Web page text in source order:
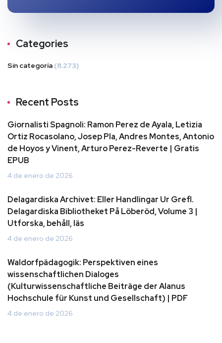
Categories
Sin categoría (8.273)
Recent Posts
Giornalisti Spagnoli: Ramon Perez de Ayala, Letizia
Ortiz Rocasolano, Josep Pla, Andres Montes, Antonio
de Hoyos y Vinent, Arturo Perez-Reverte | Gratis
EPUB
4 de enero de 2026
Delagardiska Archivet: Eller Handlingar Ur Grefl.
Delagardiska Bibliotheket På Löberöd, Volume 3 |
Utforska, behåll, läs
4 de enero de 2026
Waldorfpädagogik: Perspektiven eines
wissenschaftlichen Dialoges
(Kulturwissenschaftliche Beiträge der Alanus
Hochschule für Kunst und Gesellschaft) | PDF
4 de enero de 2026